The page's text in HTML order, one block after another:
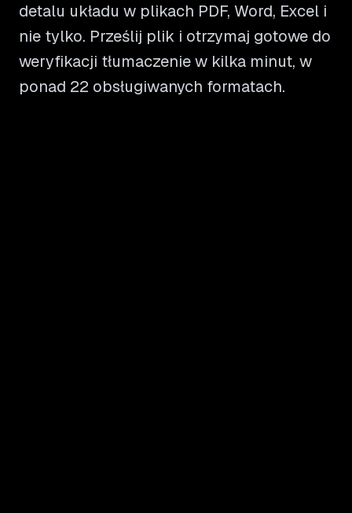
detalu układu w plikach PDF, Word, Excel i
nie tylko. Prześlij plik i otrzymaj gotowe do
weryfikacji tłumaczenie w kilka minut, w
ponad 22 obsługiwanych formatach.